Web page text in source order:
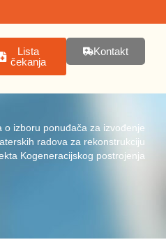
Lista
čekanja
Kontakt
o izboru ponuđača za izvođenje
radova za rekonstrukciju
Kogeneracijskog postrojenja